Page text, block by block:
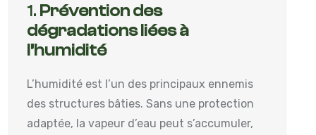
1. Prévention des
dégradations liées à
l’humidité
L’humidité est l’un des principaux ennemis
des structures bâties. Sans une protection
adaptée, la vapeur d’eau peut s’accumuler,